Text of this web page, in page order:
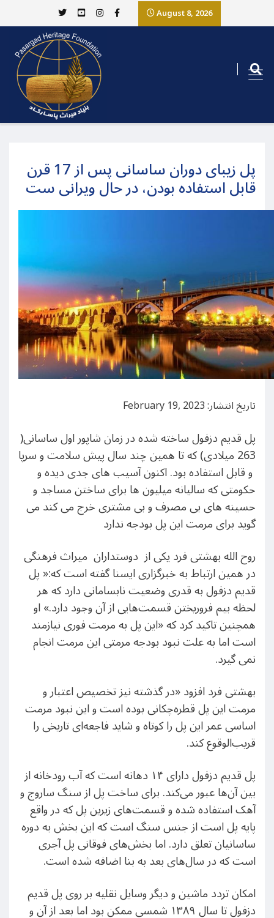
August 8, 2026
پل زیبای دوران ساسانی پس از 17 قرن
قابل استفاده بودن، در حال ویرانی ست
تاریخ انتشار: February 19, 2023
پل قدیم دزفول ساخته شده در زمان شاپور اول ساسانی(
263 میلادی) که تا همین چند سال پیش سلامت و سرپا
و قابل استفاده بود. اکنون آسیب های جدی دیده و
حکومتی که سالیانه میلیون ها برای ساختن مساجد و
حسینه های بی مصرف و بی مشتری خرج می کند می
گوید برای مرمت این پل بودجه ندارد
روح الله بهشتی فرد یکی از دوستداران میراث فرهنگی
در همین ارتباط به خبرگزاری ایسنا گفته است که:« پل
قدیم دزفول به قدری وضعیت نابسامانی دارد که هر
لحظه بیم فروریختن قسمت‌هایی از آن وجود دارد.» او
همچنین تاکید کرد که «این پل به مرمت فوری نیازمند
است اما به علت نبود بودجه مرمتی این مرمت انجام
نمی گیرد.
بهشتی فرد افزود «در گذشته نیز تخصیص اعتبار و
مرمت این پل قطره‌چکانی بوده‌ است و این نبود مرمت
اساسی عمر این پل را کوتاه و شاید فاجعه‌ای تاریخی را
قریب‌الوقوع کند.
پل قدیم دزفول دارای ۱۴ دهانه است که آب رودخانه از
بین آن‌ها عبور می‌کند. برای ساخت پل از سنگ ساروج و
آهک استفاده شده‌ و قسمت‌های زیرین پل که در واقع
پایه پل است از جنس سنگ است که این بخش به دوره
ساسانیان تعلق دارد. اما بخش‌های فوقانی پل آجری‌
است که در سال‌های بعد به بنا اضافه شده است.
امکان تردد ماشین و دیگر وسایل نقلیه بر روی پل قدیم
دزفول تا سال ۱۳۸۹ شمسی ممکن بود اما بعد از آن و